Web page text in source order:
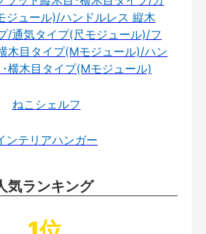
ジュール)/ハンドルレス 縦木
/通気タイプ(尺モジュール)/フ
木目タイプ(Mモジュール)/ハン
･横木目タイプ(Mモジュール)
ねこシェルフ
ンテリアハンガー
気ランキング